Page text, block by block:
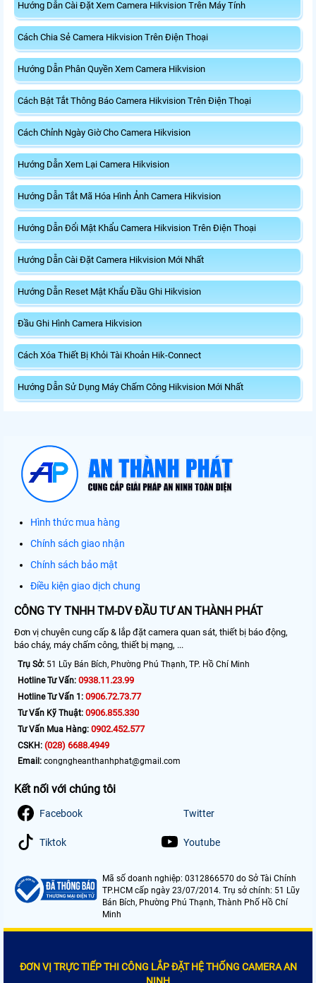
Hướng Dẫn Cài Đặt Xem Camera Hikvision Trên Máy Tính
Cách Chia Sẻ Camera Hikvision Trên Điện Thoại
Hướng Dẫn Phân Quyền Xem Camera Hikvision
Cách Bật Tắt Thông Báo Camera Hikvision Trên Điện Thoại
Cách Chỉnh Ngày Giờ Cho Camera Hikvision
Hướng Dẫn Xem Lại Camera Hikvision
Hướng Dẫn Tắt Mã Hóa Hình Ảnh Camera Hikvision
Hướng Dẫn Đổi Mật Khẩu Camera Hikvision Trên Điện Thoại
Hướng Dẫn Cài Đặt Camera Hikvision Mới Nhất
Hướng Dẫn Reset Mật Khẩu Đầu Ghi Hikvision
Đầu Ghi Hình Camera Hikvision
Cách Xóa Thiết Bị Khỏi Tài Khoản Hik-Connect
Hướng Dẫn Sử Dụng Máy Chấm Công Hikvision Mới Nhất
Hình thức mua hàng
Chính sách giao nhận
Chính sách bảo mật
Điều kiện giao dịch chung
CÔNG TY TNHH TM-DV ĐẦU TƯ AN THÀNH PHÁT
Đơn vị chuyên cung cấp & lắp đặt camera quan sát, thiết bị báo động,
báo cháy, máy chấm công, thiết bị mạng, ...
Trụ Sở: 51 Lũy Bán Bích, Phường Phú Thạnh, TP. Hồ Chí Minh
Hotline Tư Vấn: 0938.11.23.99
Hotline Tư Vấn 1: 0906.72.73.77
Tư Vấn Kỹ Thuật: 0906.855.330
Tư Vấn Mua Hàng: 0902.452.577
CSKH: (028) 6688.4949
Email: congngheanthanhphat@gmail.com
Kết nối với chúng tôi
Facebook Twitter
Tiktok Youtube
Mã số doanh nghiệp: 0312866570 do Sở Tài Chính
TP.HCM cấp ngày 23/07/2014. Trụ sở chính: 51 Lũy
Bán Bích, Phường Phú Thạnh, Thành Phố Hồ Chí
Minh
ĐƠN VỊ TRỰC TIẾP THI CÔNG LẮP ĐẶT HỆ THỐNG CAMERA AN